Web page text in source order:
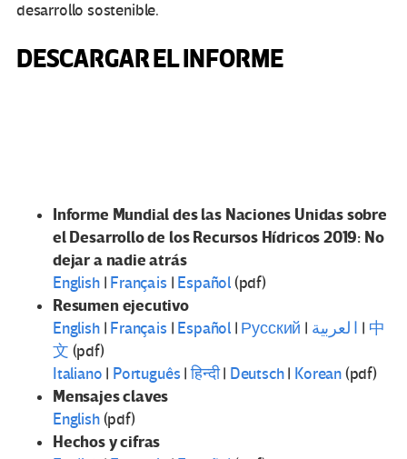
desarrollo sostenible.
DESCARGAR EL INFORME
Informe Mundial des las Naciones Unidas sobre
el Desarrollo de los Recursos Hídricos 2019: No
dejar a nadie atrás
English| Français | Español(pdf)
Resumen ejecutivo
English| Français | Español | Русский | ا لعربية | 中
文 (pdf)
Italiano | Português |हिन्दी| Deutsch| Korean(pdf)
Mensajes claves
English(pdf)
Hechos y cifras